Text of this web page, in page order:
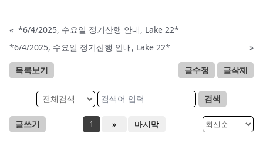
« *6/4/2025, 수요일 정기산행 안내, Lake 22*
*6/4/2025, 수요일 정기산행 안내, Lake 22*
»
목록보기 글수정 글삭제
검색
글쓰기 1 » 마지막